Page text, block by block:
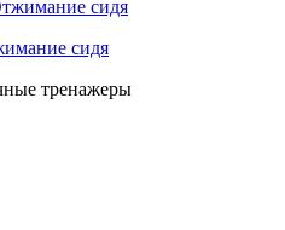
сидя
тренажеры